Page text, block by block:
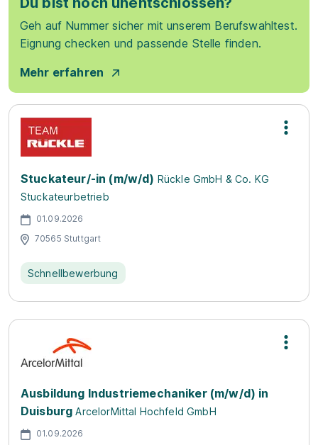
Geh auf Nummer sicher mit unserem Berufswahltest.
Eignung checken und passende Stelle finden.
Mehr erfahren
Stuckateur/-in (m/w/d) Rückle GmbH & Co. KG
Stuckateurbetrieb
01.09.2026
70565 Stuttgart
Schnellbewerbung
Ausbildung Industriemechaniker (m/w/d) in
Duisburg ArcelorMittal Hochfeld GmbH
01.09.2026